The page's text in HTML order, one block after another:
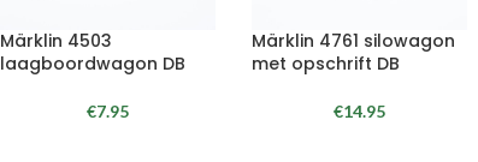
Märklin 4503
laagboordwagon DB
€7.95
Märklin 4761 silowagon
met opschrift DB
€14.95